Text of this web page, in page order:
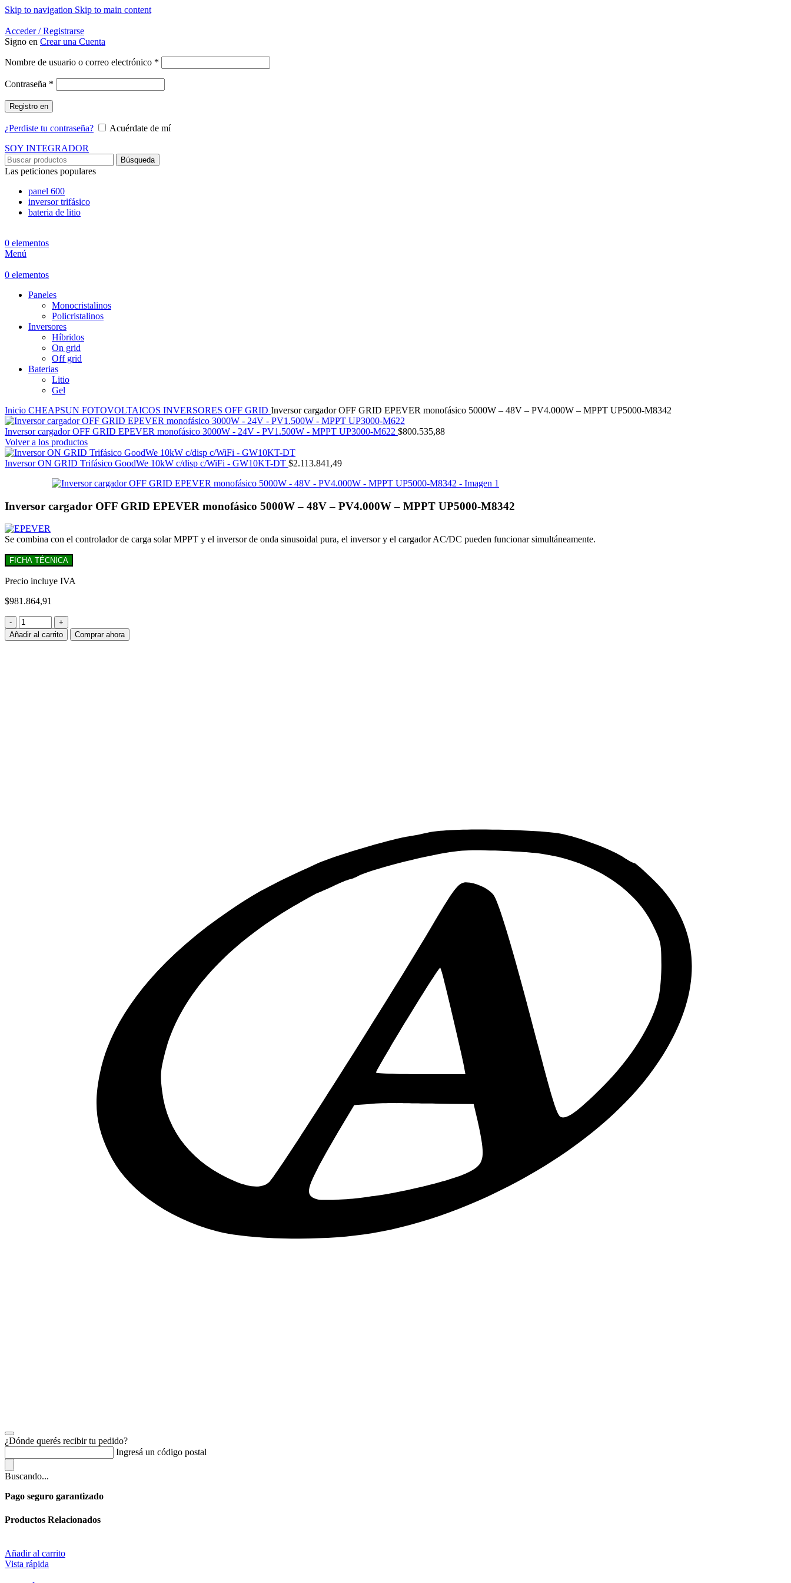
Skip to navigation Skip to main content
Acceder / Registrarse
Signo en Crear una Cuenta
Nombre de usuario o correo electrónico *
Contraseña *
Registro en
¿Perdiste tu contraseña?
Acuérdate de mí
SOY INTEGRADOR
Búsqueda
Las peticiones populares
panel 600
inversor trifásico
bateria de litio
0 elementos
Menú
0 elementos
Paneles
Monocristalinos
Policristalinos
Inversores
Híbridos
On grid
Off grid
Baterias
Litio
Gel
Inicio CHEAPSUN FOTOVOLTAICOS INVERSORES OFF GRID Inversor cargador OFF GRID EPEVER monofásico 5000W – 48V – PV4.000W – MPPT UP5000-M8342
Inversor cargador OFF GRID EPEVER monofásico 3000W - 24V - PV1.500W - MPPT UP3000-M622 $800.535,88
Volver a los productos
Inversor ON GRID Trifásico GoodWe 10kW c/disp c/WiFi - GW10KT-DT $2.113.841,49
Inversor cargador OFF GRID EPEVER monofásico 5000W – 48V – PV4.000W – MPPT UP5000-M8342
Se combina con el controlador de carga solar MPPT y el inversor de onda sinusoidal pura, el inversor y el cargador AC/DC pueden funcionar simultáneamente.
FICHA TÉCNICA
Precio incluye IVA
$981.864,91
Inversor
cargador
OFF
Añadir al carrito Comprar ahora
¿Dónde querés recibir tu pedido?
Ingresá un código postal
Buscando...
Pago seguro garantizado
Productos Relacionados
Añadir al carrito
Vista rápida